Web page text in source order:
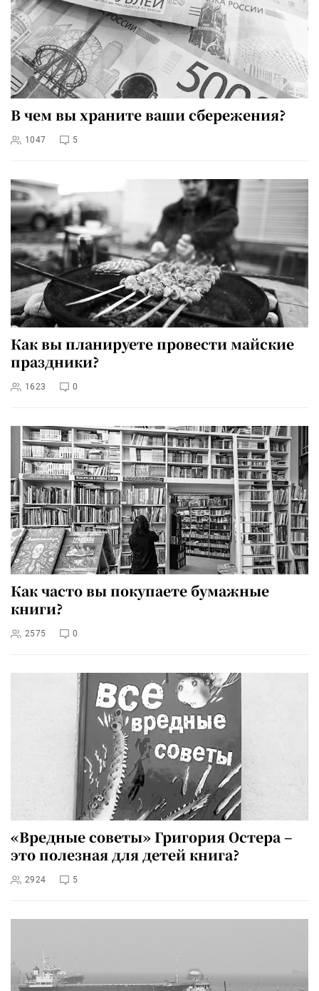
В чем вы храните ваши сбережения?
1047 5
Как вы планируете провести майские
праздники?
1623 0
Как часто вы покупаете бумажные
книги?
2575 0
«Вредные советы» Григория Остера –
это полезная для детей книга?
2924 5